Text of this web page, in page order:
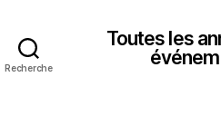
Recherche
Toutes les